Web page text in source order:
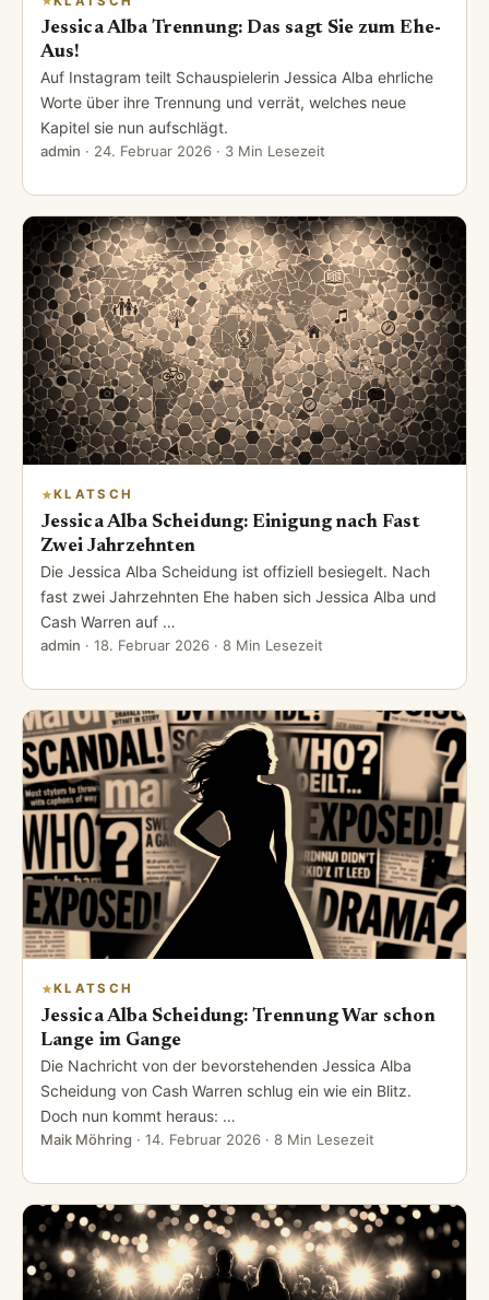
Jessica Alba Trennung: Das sagt Sie zum Ehe-
Aus!
Auf Instagram teilt Schauspielerin Jessica Alba ehrliche
Worte über ihre Trennung und verrät, welches neue
Kapitel sie nun aufschlägt.
admin · 24. Februar 2026 · 3 Min Lesezeit
KLATSCH
Jessica Alba Scheidung: Einigung nach Fast
Zwei Jahrzehnten
Die Jessica Alba Scheidung ist offiziell besiegelt. Nach
fast zwei Jahrzehnten Ehe haben sich Jessica Alba und
Cash Warren auf …
admin · 18. Februar 2026 · 8 Min Lesezeit
KLATSCH
Jessica Alba Scheidung: Trennung War schon
Lange im Gange
Die Nachricht von der bevorstehenden Jessica Alba
Scheidung von Cash Warren schlug ein wie ein Blitz.
Doch nun kommt heraus: …
Maik Möhring · 14. Februar 2026 · 8 Min Lesezeit